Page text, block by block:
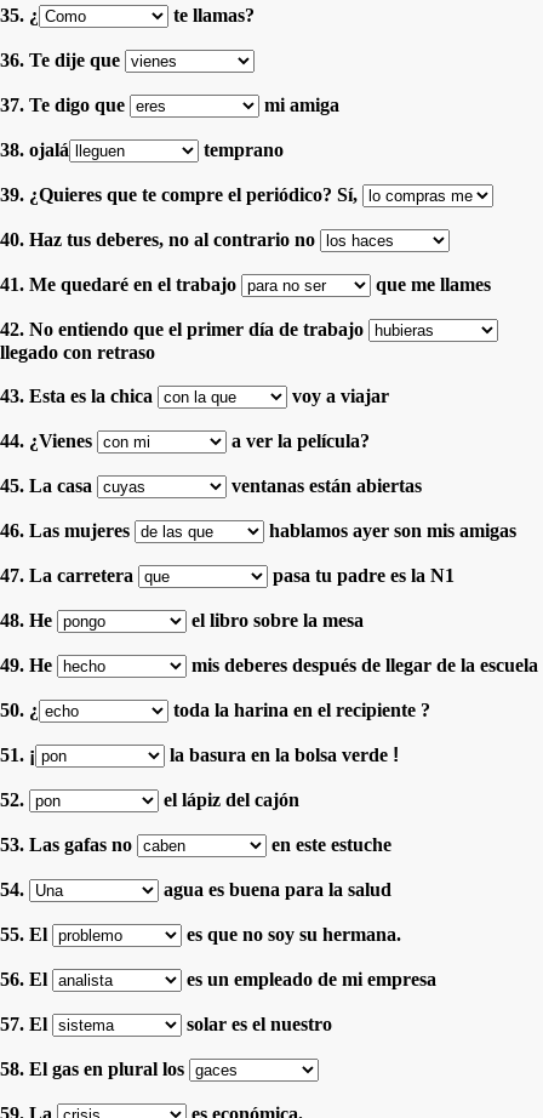
35. ¿ te llamas?
36. Te dije que
37. Te digo que mi amiga
38. ojalá temprano
39. ¿Quieres que te compre el periódico? Sí,
40. Haz tus deberes, no al contrario no
41. Me quedaré en el trabajo que me llames
42. No entiendo que el primer día de trabajo
llegado con retraso
43. Esta es la chica voy a viajar
44. ¿Vienes a ver la película?
45. La casa ventanas están abiertas
46. Las mujeres hablamos ayer son mis amigas
47. La carretera pasa tu padre es la N1
48. He el libro sobre la mesa
49. He mis deberes después de llegar de la escuela
50. ¿ toda la harina en el recipiente ?
51. ¡ la basura en la bolsa verde !
52. el lápiz del cajón
53. Las gafas no en este estuche
54. agua es buena para la salud
55. El es que no soy su hermana.
56. El es un empleado de mi empresa
57. El solar es el nuestro
58. El gas en plural los
59. La es económica.